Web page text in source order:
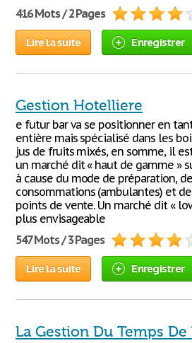
416 Mots / 2 Pages
Lire la suite Enregistrer
Gestion Hotelliere
e futur bar va se positionner en
entière mais spécialisé dans les
jus de fruits mixés, en somme, il
un marché dit « haut de gamme »
à cause du mode de préparation,
consommations (ambulantes) et
points de vente. Un marché dit «
plus envisageable
547 Mots / 3 Pages
Lire la suite Enregistrer
La Gestion Du Temps De